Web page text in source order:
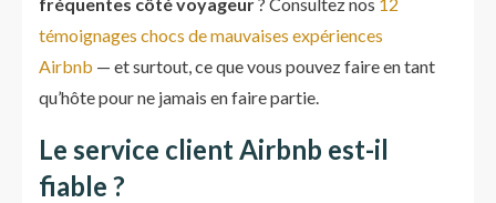
témoignages chocs de mauvaises expériences
Airbnb — et surtout, ce que vous pouvez faire en tant
qu’hôte pour ne jamais en faire partie.
Le service client Airbnb est-il
fiable ?